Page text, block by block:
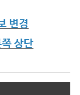
변경
상단